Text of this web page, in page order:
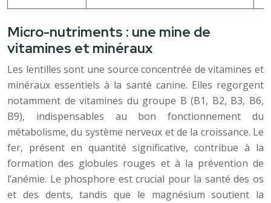
Micro-nutriments : une mine de
vitamines et minéraux
Les lentilles sont une source concentrée de vitamines et
minéraux essentiels à la santé canine. Elles regorgent
notamment de vitamines du groupe B (B1, B2, B3, B6,
B9), indispensables au bon fonctionnement du
métabolisme, du système nerveux et de la croissance. Le
fer, présent en quantité significative, contribue à la
formation des globules rouges et à la prévention de
l’anémie. Le phosphore est crucial pour la santé des os
et des dents, tandis que le magnésium soutient la